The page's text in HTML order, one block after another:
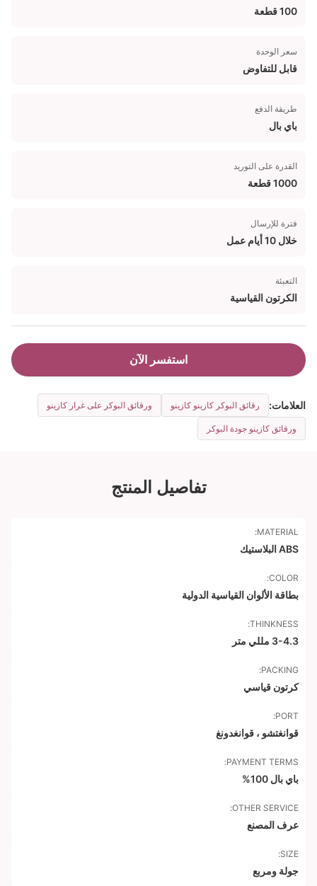
100 قطعة
سعر الوحدة
قابل للتفاوض
طريقة الدفع
باي بال
القدرة على التوريد
1000 قطعة
فترة للإرسال
خلال 10 أيام عمل
التعبئة
الكرتون القياسية
استفسر الآن
العلامات: رقائق البوكر كازينو كازينو ورقائق البوكر على غرار كازينو
ورقائق كازينو جودة البوكر
تفاصيل المنتج
MATERIAL:
ABS البلاستيك
COLOR:
بطاقة الألوان القياسية الدولية
THINKNESS:
3-4.3 مللي متر
PACKING:
كرتون قياسي
PORT:
قوانغتشو ، قوانغدونغ
PAYMENT TERMS:
باي بال 100%
OTHER SERVICE:
عرف المصنع
SIZE:
جولة ومربع